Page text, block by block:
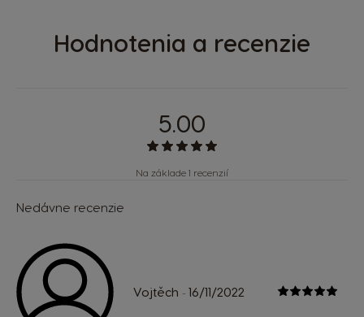
Hodnotenia a recenzie
5.00
Na základe 1 recenzií
Nedávne recenzie
Vojtěch - 16/11/2022